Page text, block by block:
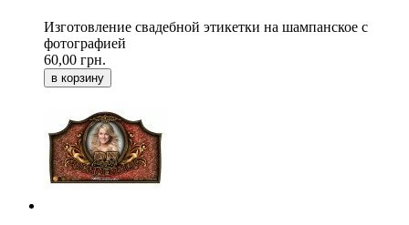
Изготовление свадебной этикетки на шампанское с
фотографией
60,00 грн.
в корзину